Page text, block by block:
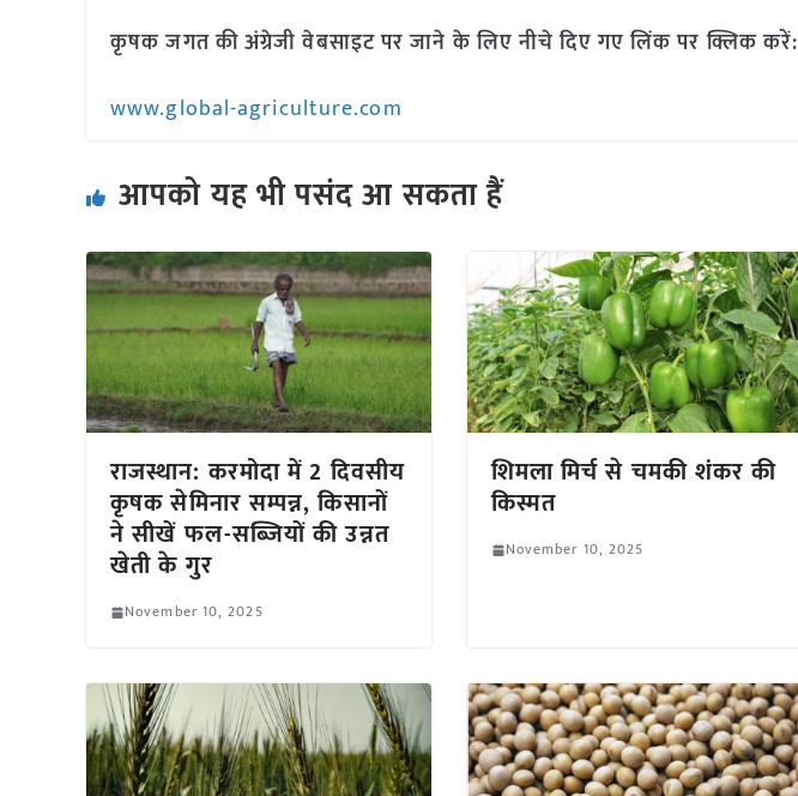
कृषक जगत की अंग्रेजी वेबसाइट पर जाने के लिए नीचे दिए गए लिंक पर क्लिक करें:
www.global-agriculture.com
आपको यह भी पसंद आ सकता हैं
राजस्थान: करमोदा में 2 दिवसीय
कृषक सेमिनार सम्पन्न, किसानों
ने सीखें फल-सब्जियों की उन्नत
खेती के गुर
November 10, 2025
शिमला मिर्च से चमकी शंकर की
किस्मत
November 10, 2025